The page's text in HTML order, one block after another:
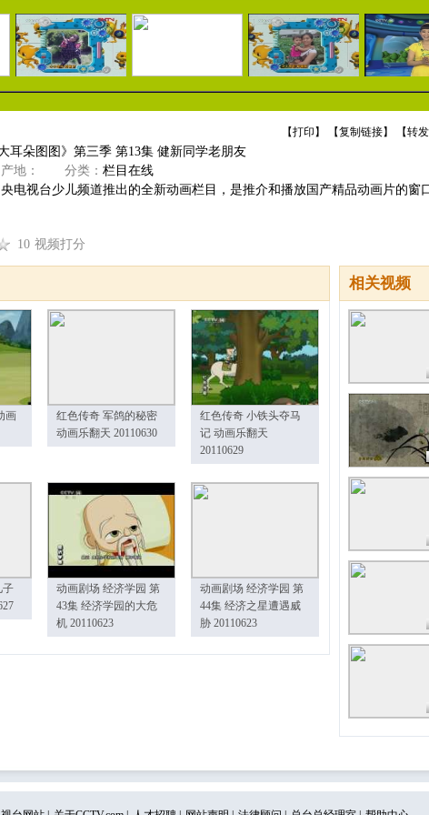
【打印 】 【复制链接】 【转
耳朵图图》第三季 第13集 健新同学老朋友
： 分类： 栏目在线
电视台少儿频道推出的全新动画栏目，是推介和播放国产精品动画片的窗
10 视频打分
相关视频
画
红色传奇 军鸽的秘密
动画乐翻天 20110630
红色传奇 小铁头夺马
记 动画乐翻天
20110629
子
动画剧场 经济学园 第
43集 经济学园的大危
机 20110623
动画剧场 经济学园 第
44集 经济之星遭遇威
胁 20110623